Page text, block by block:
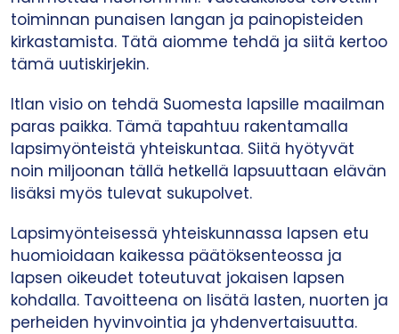
toiminnan punaisen langan ja painopisteiden
kirkastamista. Tätä aiomme tehdä ja siitä kertoo
tämä uutiskirjekin.
Itlan visio on tehdä Suomesta lapsille maailman
paras paikka. Tämä tapahtuu rakentamalla
lapsimyönteistä yhteiskuntaa. Siitä hyötyvät
noin miljoonan tällä hetkellä lapsuuttaan elävän
lisäksi myös tulevat sukupolvet.
Lapsimyönteisessä yhteiskunnassa lapsen etu
huomioidaan kaikessa päätöksenteossa ja
lapsen oikeudet toteutuvat jokaisen lapsen
kohdalla. Tavoitteena on lisätä lasten, nuorten ja
perheiden hyvinvointia ja yhdenvertaisuutta.